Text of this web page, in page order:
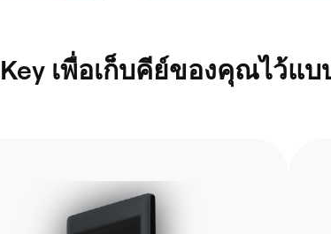
เพื่อเก็บคีย์ของคุณไว้แ